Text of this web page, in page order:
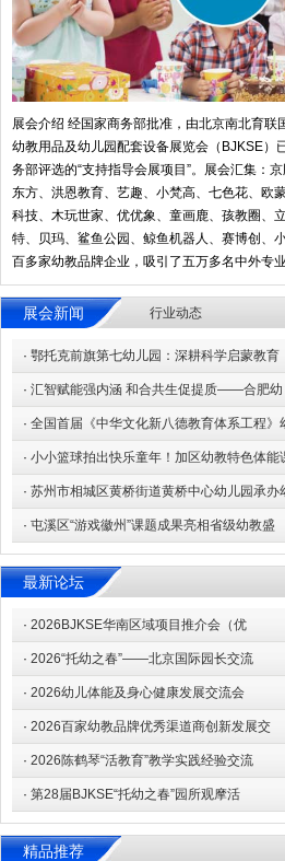
展会介绍 经国家商务部批准，由北京南北育联
幼教用品及幼儿园配套设备展览会（BJKSE）
务部评选的“支持指导会展项目”。展会汇集：
东方、洪恩教育、艺趣、小梵高、七色花、欧
科技、木玩世家、优优象、童画鹿、孩教圈、
特、贝玛、鲨鱼公园、鲸鱼机器人、赛博创、
百多家幼教品牌企业，吸引了五万多名中外专
展会新闻 行业动态
· 鄂托克前旗第七幼儿园：深耕科学启蒙教育
· 汇智赋能强内涵 和合共生促提质——合肥幼
· 全国首届《中华文化新八德教育体系工程》
· 小小篮球拍出快乐童年！加区幼教特色体能
· 苏州市相城区黄桥街道黄桥中心幼儿园承办
· 屯溪区“游戏徽州”课题成果亮相省级幼教盛
最新论坛
· 2026BJKSE华南区域项目推介会（优
· 2026“托幼之春”——北京国际园长交流
· 2026幼儿体能及身心健康发展交流会
· 2026百家幼教品牌优秀渠道商创新发展交
· 2026陈鹤琴“活教育”教学实践经验交流
· 第28届BJKSE“托幼之春”园所观摩活
精品推荐